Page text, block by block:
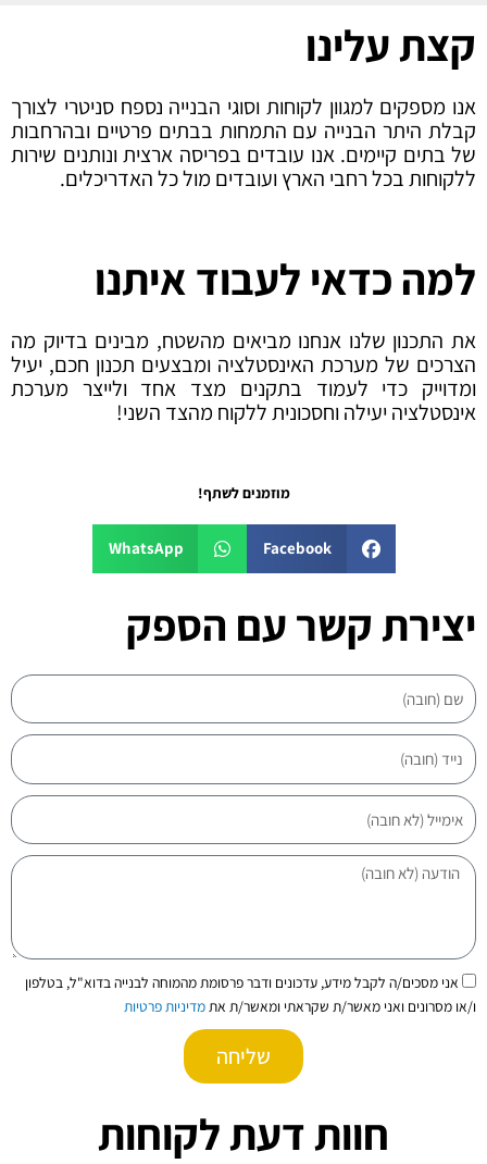
קצת עלינו
אנו מספקים למגוון לקוחות וסוגי הבנייה נספח סניטרי לצורך
קבלת היתר הבנייה עם התמחות בבתים פרטיים ובהרחבות
של בתים קיימים. אנו עובדים בפריסה ארצית ונותנים שירות
ללקוחות בכל רחבי הארץ ועובדים מול כל האדריכלים.
למה כדאי לעבוד איתנו
את התכנון שלנו אנחנו מביאים מהשטח, מבינים בדיוק מה
הצרכים של מערכת האינסטלציה ומבצעים תכנון חכם, יעיל
ומדוייק כדי לעמוד בתקנים מצד אחד ולייצר מערכת
אינסטלציה יעילה וחסכונית ללקוח מהצד השני!
מוזמנים לשתף!
Facebook
WhatsApp
יצירת קשר עם הספק
שם
נייד
אימייל
הודעה
הסכמהאני מסכים/ה לקבל מידע, עדכונים ודבר פרסומת מהמוחה לבנייה בדוא"ל, בטלפון
ו/או מסרונים ואני מאשר/ת שקראתי ומאשר/ת אתמדיניות פרטיות
שליחה
חוות דעת לקוחות